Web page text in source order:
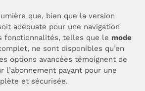
que, bien que la version
adéquate pour une navigation
fonctionnalités, telles que le mode
ne sont disponibles qu’en
options avancées témoignent de
l’abonnement payant pour une
et sécurisée.